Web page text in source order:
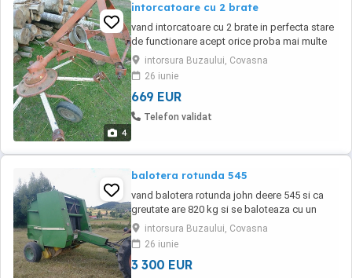
4
intorcatoare cu 2 brate
vand intorcatoare cu 2 brate in perfecta stare
de functionare acept orice proba mai multe
detai la nr telefon
intorsura Buzaului, Covasna
26 iunie
669 EUR
Telefon validat
balotera rotunda 545
vand balotera rotunda john deere 545 si ca
greutate are 820 kg si se baloteaza cu un
tractoe u 445 in sus este in perfecta stare de
functionare are pickup facut cu acele noi
acept orice proba mai multe detali la nr de
telefon
intorsura Buzaului, Covasna
26 iunie
3 300 EUR